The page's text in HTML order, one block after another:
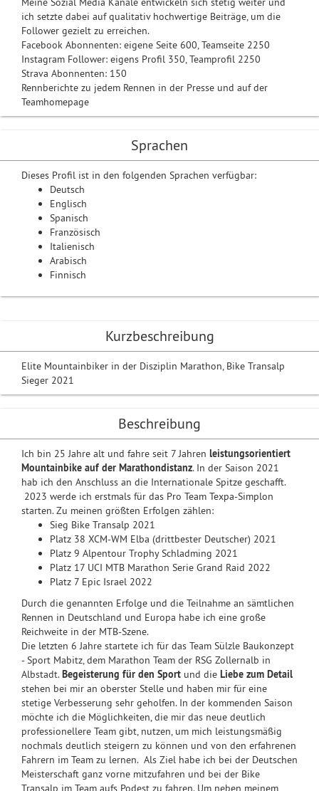
Kurzbeschreibung
Elite Mountainbiker in der Disziplin Marathon, Bike Transalp
Sieger 2021
Beschreibung
Ich bin 25 Jahre alt und fahre seit 7 Jahren leistungsorientiert
Mountainbike auf der Marathondistanz. In der Saison 2021
hab ich den Anschluss an die Internationale Spitze geschafft.
2023 werde ich erstmals für das Pro Team Texpa-Simplon
starten. Zu meinen größten Erfolgen zählen:
Sieg Bike Transalp 2021
Platz 38 XCM-WM Elba (drittbester Deutscher) 2021
Platz 9 Alpentour Trophy Schladming 2021
Platz 17 UCI MTB Marathon Serie Grand Raid 2022
Platz 7 Epic Israel 2022
Durch die genannten Erfolge und die Teilnahme an sämtlichen
Rennen in Deutschland und Europa habe ich eine große
Reichweite in der MTB-Szene.
Die letzten 6 Jahre startete ich für das Team Sülzle Baukonzept
- Sport Mabitz, dem Marathon Team der RSG Zollernalb in
Albstadt.Begeisterung für den Sport und die Liebe zum Detail
stehen bei mir an oberster Stelle und haben mir für eine
stetige Verbesserung sehr geholfen. In der kommenden Saison
möchte ich die Möglichkeiten, die mir das neue deutlich
professionellere Team gibt, nutzen, um mich leistungsmäßig
nochmals deutlich steigern zu können und von den erfahrenen
Fahrern im Team zu lernen. Als Ziel habe ich bei der Deutschen
Meisterschaft ganz vorne mitzufahren und bei der Bike
Transalp im Team aufs Podest zu fahren. Um neben meinem
ich setzte dabei auf qualitativ hochwertige Beiträge, um die
Follower gezielt zu erreichen.
Facebook Abonnenten: eigene Seite 600, Teamseite 2250
Instagram Follower: eigens Profil 350, Teamprofil 2250
Strava Abonnenten: 150
Rennberichte zu jedem Rennen in der Presse und auf der
Teamhomepage
Sprachen
Dieses Profil ist in den folgenden Sprachen verfügbar:
Deutsch
Englisch
Spanisch
Französisch
Italienisch
Arabisch
Finnisch